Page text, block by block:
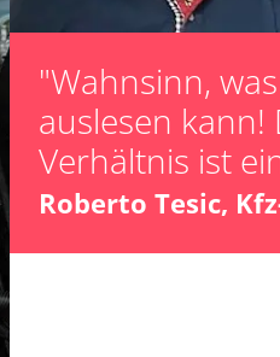
Ausstattung und Konfiguration
"Wahnsinn,
auslesen kann!
Verhältnis ist
Roberto Tesic,